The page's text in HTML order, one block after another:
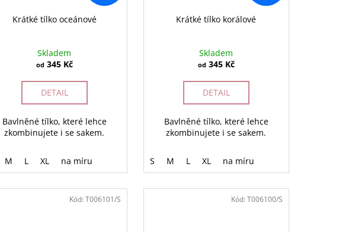
Krátké tílko oceánové
Skladem
od345 Kč
DETAIL
Bavlněné tílko, které lehce
zkombinujete i se sakem.
M L XL na míru
Krátké tílko korálové
Skladem
od345 Kč
DETAIL
Bavlněné tílko, které lehce
zkombinujete i se sakem.
S M L XL na míru
Kód: T006101/S Kód: T006100/S